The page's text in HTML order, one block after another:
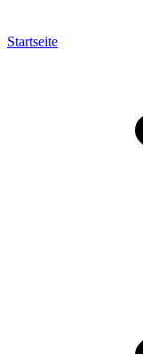
Startseite